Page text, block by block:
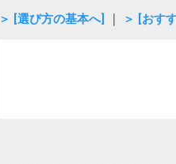
＞ [選び方の基本へ]
＞ [おす